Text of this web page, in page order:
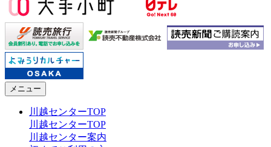
メニュー
川越センターTOP
川越センターTOP
川越センター案内